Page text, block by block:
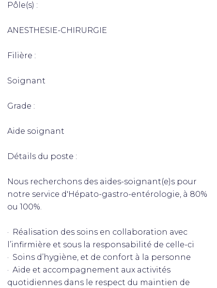
Pôle(s) :
ANESTHESIE-CHIRURGIE
Filière :
Soignant
Grade :
Aide soignant
Détails du poste :
Nous recherchons des aides-soignant(e)s pour
notre service d'Hépato-gastro-entérologie, à 80%
ou 100%.
· Réalisation des soins en collaboration avec
l’infirmière et sous la responsabilité de celle-ci
· Soins d’hygiène, et de confort à la personne
· Aide et accompagnement aux activités
quotidiennes dans le respect du maintien de